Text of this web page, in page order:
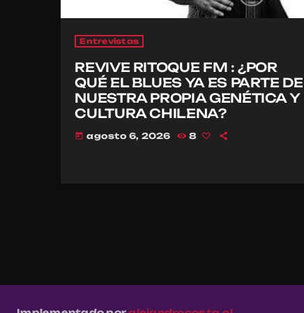
Entrevistas
REVIVE RITOQUE FM : ¿POR
QUÉ EL BLUES YA ES PARTE DE
NUESTRA PROPIA GENÉTICA Y
CULTURA CHILENA?
today agosto 6, 2026 8